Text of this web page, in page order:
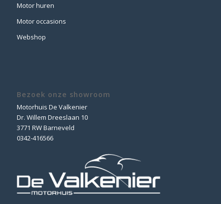
Motor huren
Motor occasions
Webshop
Bezoek onze showroom
Motorhuis De Valkenier
Dr. Willem Dreeslaan 10
3771 RW Barneveld
0342-416566